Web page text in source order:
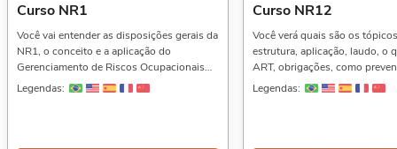
Curso NR1
Você vai entender as disposições gerais da
NR1, o conceito e a aplicação do
Gerenciamento de Riscos Ocupacionais
(GRO) e do Programa de Gerenciamento
Legendas:
Curso NR12
Você verá quais são os
estrutura, aplicação, laudo, o
ART, obrigações, como
estudos de caso e muito
Legendas: